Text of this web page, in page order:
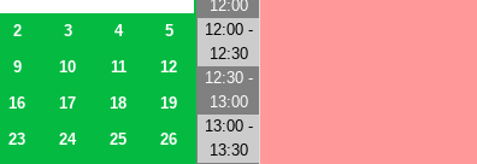
2 3 4
5
9 10 11
12
16 17 18
19
23 24 25
26
12:00
12:00 -
12:30
12:30 -
13:00
13:00 -
13:30